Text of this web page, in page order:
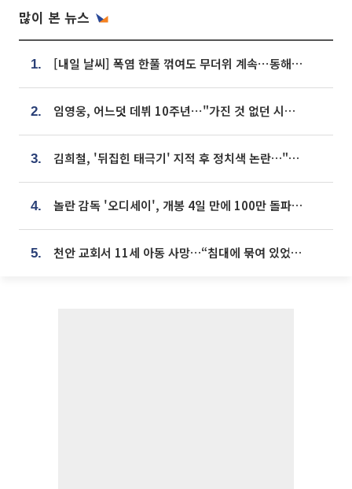
많이 본 뉴스
1. [내일 날씨] 폭염 한풀 꺾여도 무더위 계속⋯동해안 이틀 연속 비
2. 임영웅, 어느덧 데뷔 10주년⋯"가진 것 없던 시절, 내 앞엔 20명의 팬뿐"
3. 김희철, '뒤집힌 태극기' 지적 후 정치색 논란…"좌우 떠나 우리나라 국기"
4. 놀란 감독 '오디세이', 개봉 4일 만에 100만 돌파⋯'왕사남' 보다 빠르다
5. 천안 교회서 11세 아동 사망…“침대에 묶여 있었다” 진술 확보